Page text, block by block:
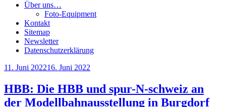
Über uns…
Foto-Equipment
Kontakt
Sitemap
Newsletter
Datenschutzerklärung
Veröffentlicht
11. Juni 202216. Juni 2022
HBB: Die HBB und spur-N-schweiz an
der Modellbahnausstellung in Burgdorf